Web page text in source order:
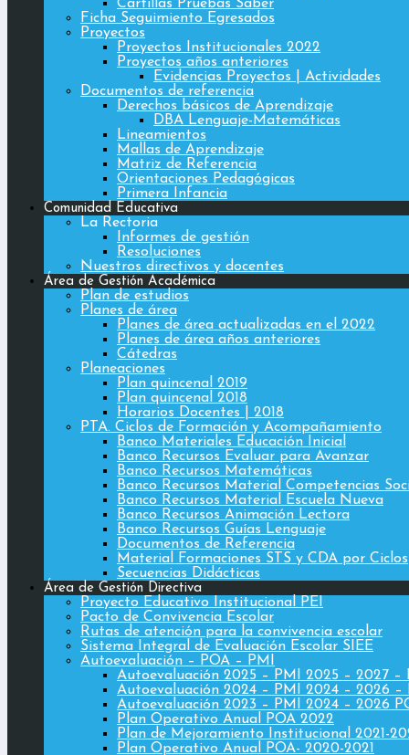
Cartillas Pruebas Saber
Ficha Seguimiento Egresados
Proyectos
Proyectos Institucionales 2022
Proyectos años anteriores
Evidencias Proyectos | Actividades
Documentos de referencia
Derechos básicos de Aprendizaje
DBA Lenguaje-Matemáticas
Lineamientos
Mallas de Aprendizaje
Matriz de Referencia
Orientaciones Pedagógicas
Primera Infancia
Comunidad Educativa
La Rectoria
Informes de gestión
Resoluciones
Nuestros directivos y docentes
Área de Gestión Académica
Plan de estudios
Planes de área
Planes de área actualizadas en el 2022
Planes de área años anteriores
Cátedras
Planeaciones
Plan quincenal 2019
Plan quincenal 2018
Horarios Docentes | 2018
PTA. Ciclos de Formación y Acompañamiento
Banco Materiales Educación Inicial
Banco Recursos Evaluar para Avanzar
Banco Recursos Matemáticas
Banco Recursos Material Competencias
Banco Recursos Material Escuela Nueva
Banco Recursos Animación Lectora
Banco Recursos Guías Lenguaje
Documentos de Referencia
Material Formaciones STS y CDA por Ciclos
Secuencias Didácticas
Área de Gestión Directiva
Proyecto Educativo Institucional PEI
Pacto de Convivencia Escolar
Rutas de atención para la convivencia escolar
Sistema Integral de Evaluación Escolar SIEE
Autoevaluación – POA – PMI
Autoevaluación 2025 – PMI 2025 – 2027 –
Autoevaluación 2024 – PMI 2024 – 2026 –
Autoevaluación 2023 – PMI 2024 – 2026
Plan Operativo Anual POA 2022
Plan de Mejoramiento Institucional 2021-
Plan Operativo Anual POA- 2020-2021